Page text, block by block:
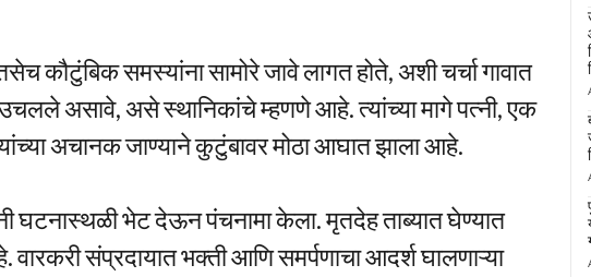
कौटुंबिक समस्यांना सामोरे जावे लागत होते, अशी चर्चा गावात
असावे, असे स्थानिकांचे म्हणणे आहे. त्यांच्या मागे पत्नी, एक
अचानक जाण्याने कुटुंबावर मोठा आघात झाला आहे.
घटनास्थळी भेट देऊन पंचनामा केला. मृतदेह ताब्यात घेण्यात
संप्रदायात भक्ती आणि समर्पणाचा आदर्श घालणाऱ्या